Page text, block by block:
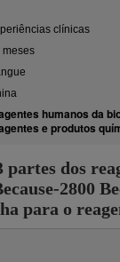
clínicas
meses
humanos da
e produtos
partes dos
2800
para o